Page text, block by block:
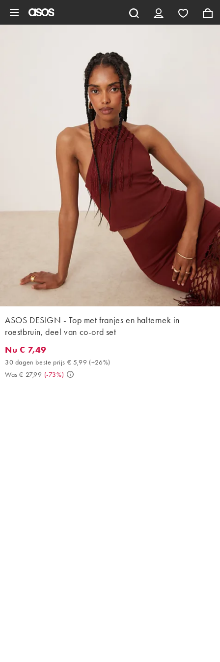
ASOS DESIGN - Top met franjes en halternek in
roestbruin, deel van co-ord set
Nu € 7,49. 30 dagen beste prijs € 5,99 (+26%). Was € 27,99. (-
Nu € 7,49
30 dagen beste prijs € 5,99 (+26%)
Was € 27,99 (-73%)